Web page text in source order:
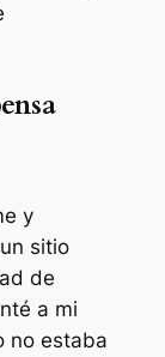
y
sitio
de
a mi
no estaba